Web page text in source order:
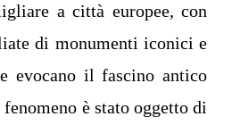
a città europee, con
di monumenti iconici e
evocano il fascino antico
è stato oggetto di